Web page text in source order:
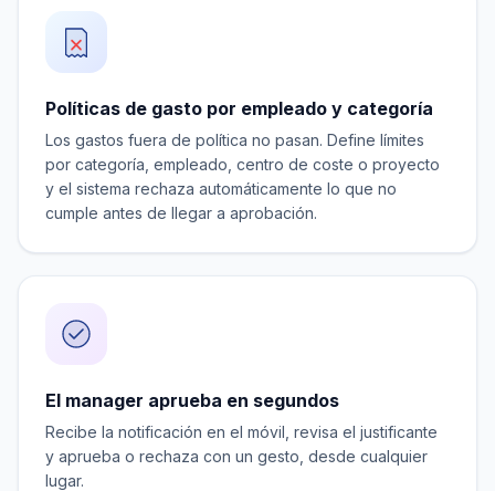
Políticas de gasto por empleado y categoría
Los gastos fuera de política no pasan. Define límites
por categoría, empleado, centro de coste o proyecto
y el sistema rechaza automáticamente lo que no
cumple antes de llegar a aprobación.
El manager aprueba en segundos
Recibe la notificación en el móvil, revisa el justificante
y aprueba o rechaza con un gesto, desde cualquier
lugar.